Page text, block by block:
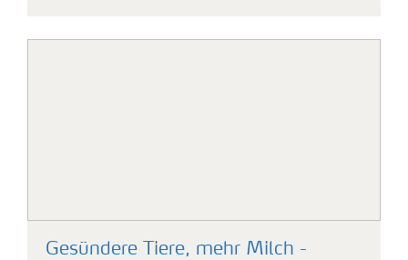
Gesündere Tiere, mehr Milch -